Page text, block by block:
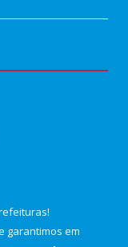
!
garantimos em